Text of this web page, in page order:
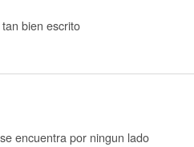
bien escrito
encuentra por ningun lado